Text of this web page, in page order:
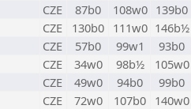
CZE 87b0 108w0 139b0
CZE 130b0 111w0 146b½
CZE 57b0 99w1
93b0
CZE 34w0 98b½
105w0
CZE 49w0 94b0
99b0
CZE 72w0 107b0 140w0